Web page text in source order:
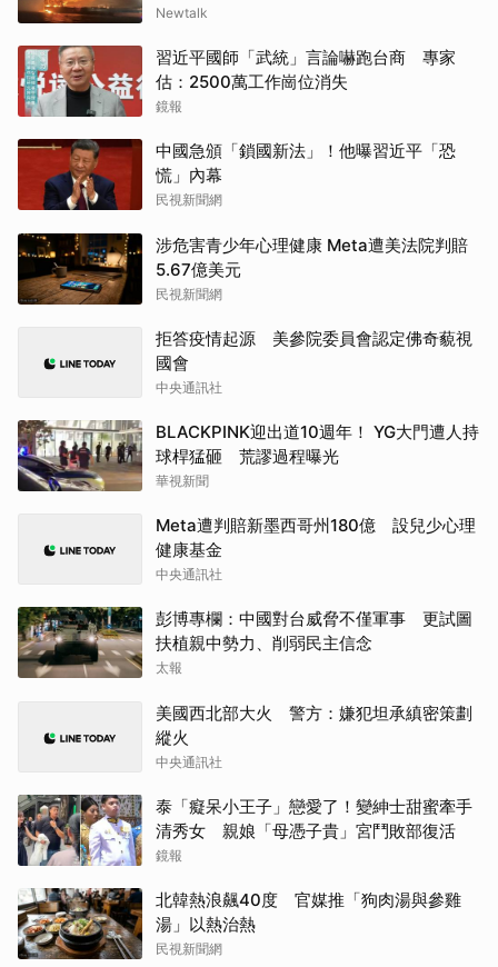
Newtalk
習近平國師「武統」言論嚇跑台商 專家
估：2500萬工作崗位消失
鏡報
中國急頒「鎖國新法」！他曝習近平「恐
慌」內幕
民視新聞網
涉危害青少年心理健康 Meta遭美法院判賠
5.67億美元
民視新聞網
拒答疫情起源 美參院委員會認定佛奇藐視
國會
中央通訊社
BLACKPINK迎出道10週年！ YG大門遭人持
球桿猛砸 荒謬過程曝光
華視新聞
Meta遭判賠新墨西哥州180億 設兒少心理
健康基金
中央通訊社
彭博專欄：中國對台威脅不僅軍事 更試圖
扶植親中勢力、削弱民主信念
太報
美國西北部大火 警方：嫌犯坦承縝密策劃
縱火
中央通訊社
泰「癡呆小王子」戀愛了！變紳士甜蜜牽手
清秀女 親娘「母憑子貴」宮鬥敗部復活
鏡報
北韓熱浪飆40度 官媒推「狗肉湯與參雞
湯」以熱治熱
民視新聞網